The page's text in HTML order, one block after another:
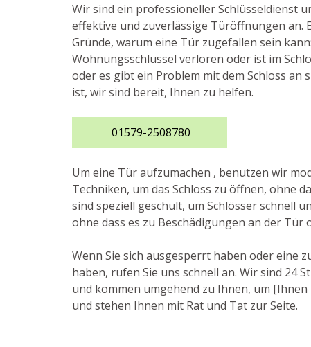
Wir sind ein professioneller Schlüsseldienst
effektive und zuverlässige Türöffnungen an.
Gründe, warum eine Tür zugefallen sein
Wohnungsschlüssel verloren oder ist im
oder es gibt ein Problem mit dem Schloss an
ist, wir sind bereit, Ihnen zu helfen.
01579-2508780
Um eine Tür aufzumachen , benutzen wir
Techniken, um das Schloss zu öffnen, ohne
sind speziell geschult, um Schlösser schnell
ohne dass es zu Beschädigungen an der Tür
Wenn Sie sich ausgesperrt haben oder eine
haben, rufen Sie uns schnell an. Wir sind 24
und kommen umgehend zu Ihnen, um
und stehen Ihnen mit Rat und Tat zur Seite.